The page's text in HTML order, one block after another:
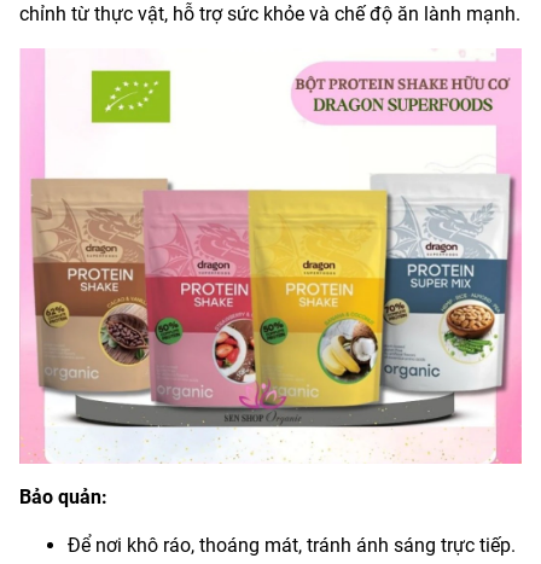
chỉnh từ thực vật, hỗ trợ sức khỏe và chế độ ăn lành mạnh.
Bảo quản:
Để nơi khô ráo, thoáng mát, tránh ánh sáng trực tiếp.